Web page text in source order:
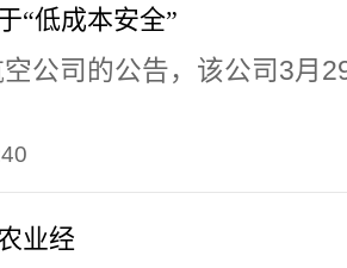
“低成本安全”
公司的公告，该公司3月
业经